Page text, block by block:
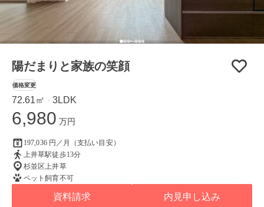
陽だまりと家族の笑顔
価格変更
72.61㎡ ・ 3LDK
6,980 万円
197,036 円／月（支払い目安）
上井草駅徒歩13分
杉並区上井草
ペット飼育不可
資料請求 内見申し込み